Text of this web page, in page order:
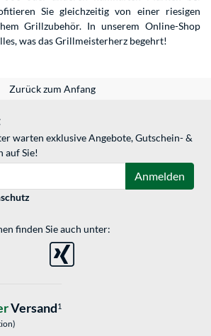
Sie gleichzeitig von einer riesigen
Grillzubehör. In unserem Online-Shop
was das Grillmeisterherz begehrt!
Zurück zum Anfang
warten exklusive Angebote, Gutschein- &
auf Sie!
Anmelden
finden Sie auch unter:
Versand1